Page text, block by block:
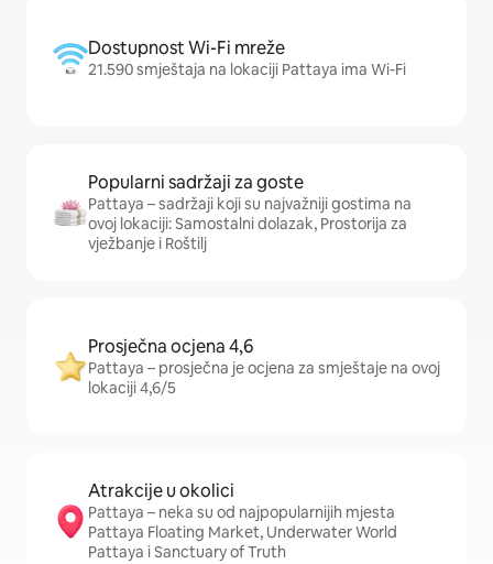
Dostupnost Wi-Fi mreže
21.590 smještaja na lokaciji Pattaya ima Wi-Fi
Popularni sadržaji za goste
Pattaya – sadržaji koji su najvažniji gostima na
ovoj lokaciji: Samostalni dolazak, Prostorija za
vježbanje i Roštilj
Prosječna ocjena 4,6
Pattaya – prosječna je ocjena za smještaje na ovoj
lokaciji 4,6/5
Atrakcije u okolici
Pattaya – neka su od najpopularnijih mjesta
Pattaya Floating Market, Underwater World
Pattaya i Sanctuary of Truth